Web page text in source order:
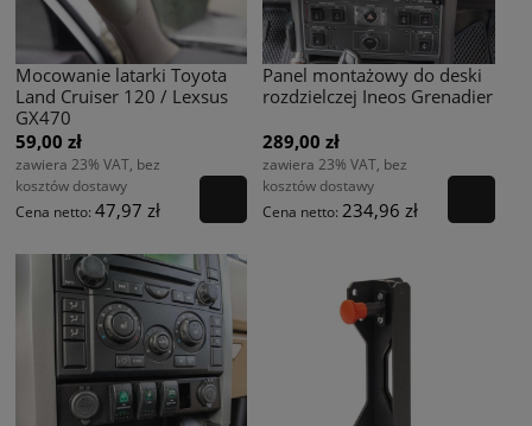
Mocowanie latarki Toyota
Land Cruiser 120 / Lexsus
GX470
59,00 zł
zawiera 23% VAT, bez
kosztów dostawy
Cena netto: 47,97 zł
Panel montażowy do deski
rozdzielczej Ineos Grenadier
289,00 zł
zawiera 23% VAT, bez
kosztów dostawy
Cena netto:234,96 zł